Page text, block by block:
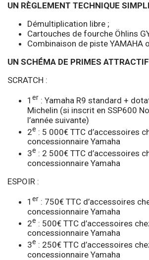
UN RÈGLEMENT TECHNIQUE
Démultiplication libre ;
Cartouches de fourche Öhlins
Combinaison de piste YAMAHA
UN SCHÉMA DE PRIMES
SCRATCH :
1 er : Yamaha R9 standard +
Michelin (si inscrit en SSP600
l’année suivante)
2e : 5 000€ TTC d’accessoires
concessionnaire Yamaha
3e : 2 500€ TTC d’accessoires
concessionnaire Yamaha
ESPOIR :
1 er : 750€ TTC d’accessoires
concessionnaire Yamaha
2e : 500€ TTC d’accessoires
concessionnaire Yamaha
3e : 250€ TTC d’accessoires
concessionnaire Yamaha